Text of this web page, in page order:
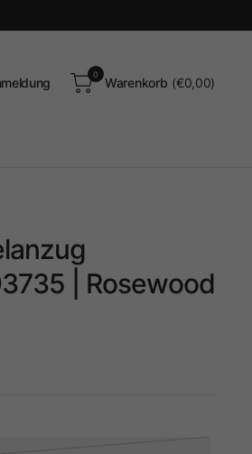
0
Warenkorb (€0,00)
| Rosewood